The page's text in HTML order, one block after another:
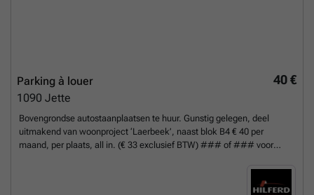
40 €
Parking à louer
1090 Jette
Bovengrondse autostaanplaatsen te huur. Gunstig gelegen, deel
uitmakend van woonproject ‘Laerbeek’, naast blok B4 € 40 per
maand, per plaats, all in. (€ 33 exclusief BTW) ### of ### voor